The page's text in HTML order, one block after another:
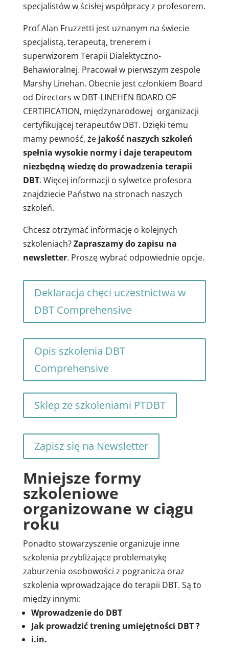
specjalistów w ścisłej współpracy z profesorem.
Prof Alan Fruzzetti jest uznanym na świecie
specjalistą, terapeutą, trenerem i
superwizorem Terapii Dialektyczno-
Behawioralnej. Pracował w pierwszym zespole
Marshy Linehan. Obecnie jest członkiem Board
od Directors w DBT-LINEHEN BOARD OF
CERTIFICATION, międzynarodowej organizacji
certyfikującej terapeutów DBT. Dzięki temu
mamy pewność, że jakość naszych szkoleń
spełnia wysokie normy i daje terapeutom
niezbędną wiedzę do prowadzenia terapii
DBT. Więcej informacji o sylwetce profesora
znajdziecie Państwo na stronach naszych
szkoleń.
Chcesz otrzymać informację o kolejnych
szkoleniach?Zapraszamy do zapisu na
newsletter. Proszę wybrać odpowiednie opcje.
Deklaracja chęci uczestnictwa w
DBT Comprehensive
Opis szkolenia DBT
Comprehensive
Sklep ze szkoleniami PTDBT
Zapisz się na Newsletter
Mniejsze formy
szkoleniowe
organizowane w ciągu
roku
Ponadto stowarzyszenie organizuje inne
szkolenia przybliżające problematykę
zaburzenia osobowości z pogranicza oraz
szkolenia wprowadzające do terapii DBT. Są to
między innymi:
Wprowadzenie do DBT
Jak prowadzić trening umiejętności DBT ?
i.in.